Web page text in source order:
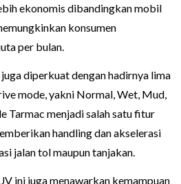
ekonomis dibandingkan mobil
konsumen
per bulan.
diperkuat dengan hadirnya lima
mode, yakni Normal, Wet, Mud,
Tarmac menjadi salah satu fitur
handling dan akselerasi
jalan tol maupun tanjakan.
ini juga menawarkan kemampuan